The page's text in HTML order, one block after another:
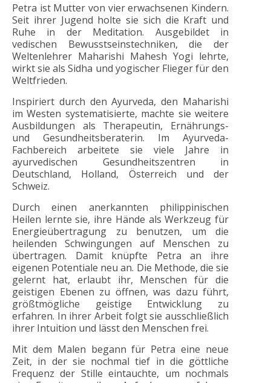
Petra ist Mutter von vier erwachsenen Kindern.
Seit ihrer Jugend holte sie sich die Kraft und
Ruhe in der Meditation. Ausgebildet in
vedischen Bewusstseinstechniken, die der
Weltenlehrer Maharishi Mahesh Yogi lehrte,
wirkt sie als Sidha und yogischer Flieger für den
Weltfrieden.
Inspiriert durch den Ayurveda, den Maharishi
im Westen systematisierte, machte sie weitere
Ausbildungen als Therapeutin, Ernährungs-
und Gesundheitsberaterin. Im Ayurveda-
Fachbereich arbeitete sie viele Jahre in
ayurvedischen Gesundheitszentren in
Deutschland, Holland, Österreich und der
Schweiz.
Durch einen anerkannten philippinischen
Heilen lernte sie, ihre Hände als Werkzeug für
Energieübertragung zu benutzen, um die
heilenden Schwingungen auf Menschen zu
übertragen. Damit knüpfte Petra an ihre
eigenen Potentiale neu an. Die Methode, die sie
gelernt hat, erlaubt ihr, Menschen für die
geistigen Ebenen zu öffnen, was dazu führt,
größtmögliche geistige Entwicklung zu
erfahren. In ihrer Arbeit folgt sie ausschließlich
ihrer Intuition und lässt den Menschen frei.
Mit dem Malen begann für Petra eine neue
Zeit, in der sie nochmal tief in die göttliche
Frequenz der Stille eintauchte, um nochmals